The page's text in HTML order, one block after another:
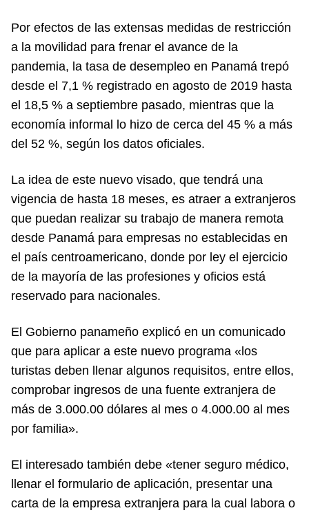
Por efectos de las extensas medidas de restricción
a la movilidad para frenar el avance de la
pandemia, la tasa de desempleo en Panamá trepó
desde el 7,1 % registrado en agosto de 2019 hasta
el 18,5 % a septiembre pasado, mientras que la
economía informal lo hizo de cerca del 45 % a más
del 52 %, según los datos oficiales.
La idea de este nuevo visado, que tendrá una
vigencia de hasta 18 meses, es atraer a extranjeros
que puedan realizar su trabajo de manera remota
desde Panamá para empresas no establecidas en
el país centroamericano, donde por ley el ejercicio
de la mayoría de las profesiones y oficios está
reservado para nacionales.
El Gobierno panameño explicó en un comunicado
que para aplicar a este nuevo programa «los
turistas deben llenar algunos requisitos, entre ellos,
comprobar ingresos de una fuente extranjera de
más de 3.000.00 dólares al mes o 4.000.00 al mes
por familia».
El interesado también debe «tener seguro médico,
llenar el formulario de aplicación, presentar una
carta de la empresa extranjera para la cual labora o